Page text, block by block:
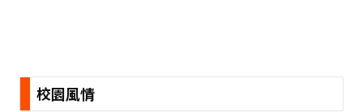
校園風情